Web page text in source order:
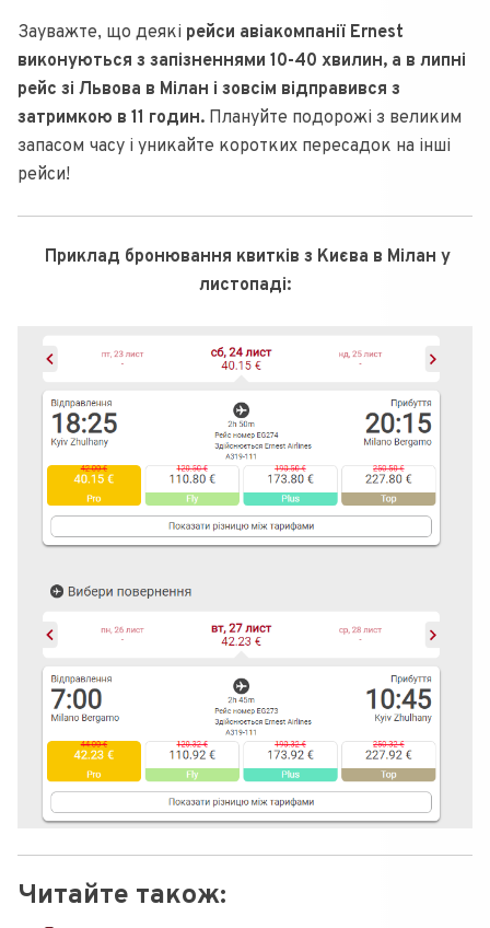
Зауважте, що деякі рейси авіакомпанії Ernest
виконуються з запізненнями 10-40 хвилин, а в липні
рейс зі Львова в Мілан і зовсім відправився з
затримкою в 11 годин. Плануйте подорожі з великим
запасом часу і уникайте коротких пересадок на інші
рейси!
Приклад бронювання квитків з Києва в Мілан у
листопаді:
Читайте також: